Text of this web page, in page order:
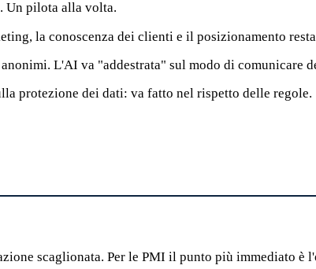
Un pilota alla volta.
la conoscenza dei clienti e il posizionamento
L'AI va "addestrata" sul modo di comunicare
protezione dei dati: va fatto nel rispetto delle regole.
scaglionata. Per le PMI il punto più immediato è